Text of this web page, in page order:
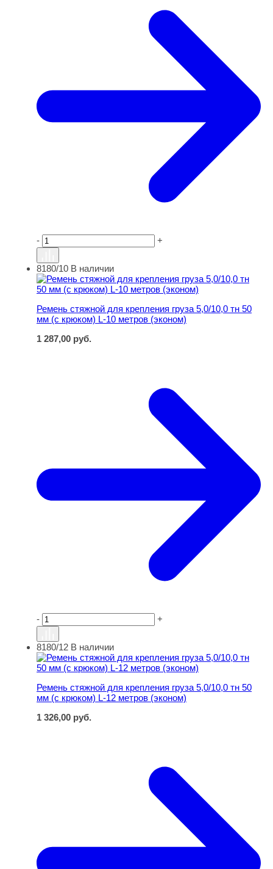
- +
Ремень стяжной для крепления груза 5,0/10,0 тн 50 мм
8180/10 В наличии
Ремень стяжной для крепления груза 5,0/10,0 тн 50
мм (с крюком) L-10 метров (эконом)
1 287,00 руб.
- +
Ремень стяжной для крепления груза 5,0/10,0 тн 50 мм
8180/12 В наличии
Ремень стяжной для крепления груза 5,0/10,0 тн 50
мм (с крюком) L-12 метров (эконом)
1 326,00 руб.